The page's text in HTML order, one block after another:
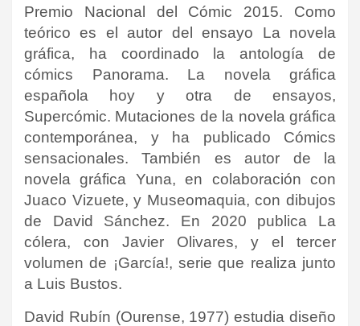
Premio Nacional del Cómic 2015. Como
teórico es el autor del ensayo La novela
gráfica, ha coordinado la antología de
cómics Panorama. La novela gráfica
española hoy y otra de ensayos,
Supercómic. Mutaciones de la novela gráfica
contemporánea, y ha publicado Cómics
sensacionales. También es autor de la
novela gráfica Yuna, en colaboración con
Juaco Vizuete, y Museomaquia, con dibujos
de David Sánchez. En 2020 publica La
cólera, con Javier Olivares, y el tercer
volumen de ¡García!, serie que realiza junto
a Luis Bustos.
David Rubín (Ourense, 1977) estudia diseño